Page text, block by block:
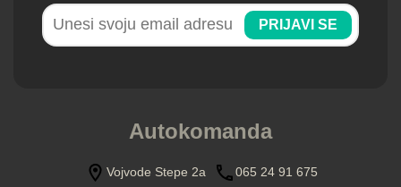
PRIJAVI SE
Autokomanda
Vojvode Stepe 2a 065 24 91 675